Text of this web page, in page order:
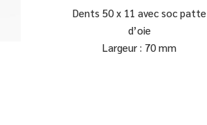
Dents 50 x 11 avec soc patte
d’oie
Largeur : 70 mm